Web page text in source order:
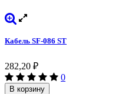
Кабель SF-086 ST
282,20 ₽
0
В корзину